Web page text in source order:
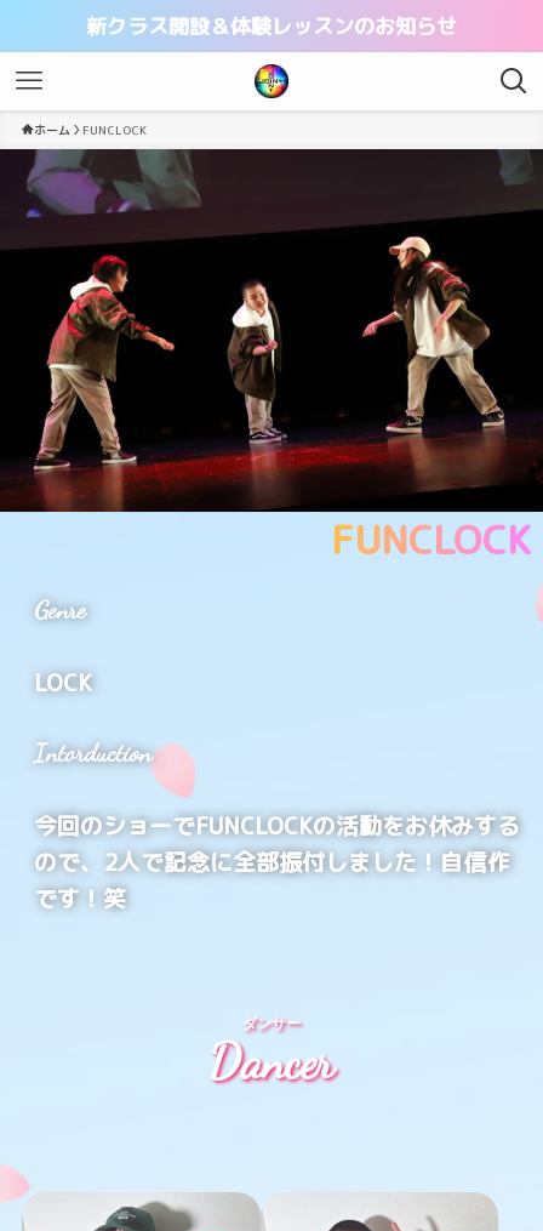
新クラス開設＆体験レッスンのお知らせ
ホーム FUNCLOCK
FUNCLOCK
Genre
LOCK
Intorduction
今回のショーでFUNCLOCKの活動をお休みする
ので、2人で記念に全部振付しました！自信作
です！笑
Dancer
ダンサー